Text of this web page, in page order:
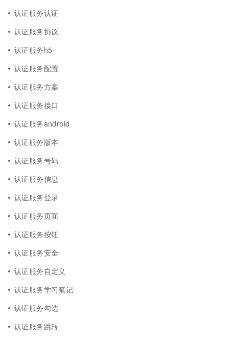
认证服务认证
认证服务协议
认证服务h5
认证服务配置
认证服务方案
认证服务接口
认证服务android
认证服务版本
认证服务号码
认证服务信息
认证服务登录
认证服务页面
认证服务按钮
认证服务安全
认证服务自定义
认证服务学习笔记
认证服务勾选
认证服务跳转